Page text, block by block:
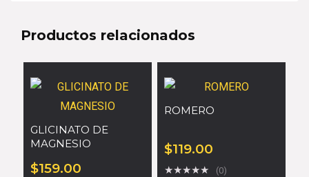
Productos relacionados
GLICINATO DE
MAGNESIO
$159.00
ROMERO
$119.00
★★★★★ (0)